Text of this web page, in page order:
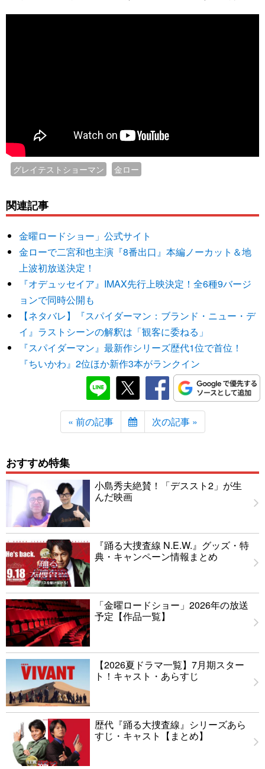
グレイテストショーマン 金ロー
関連記事
金曜ロードショー」公式サイト
金ローで二宮和也主演『8番出口』本編ノーカット＆地
上波初放送決定！
『オデュッセイア』IMAX先行上映決定！全6種9バージ
ョンで同時公開も
【ネタバレ】『スパイダーマン：ブランド・ニュー・デ
イ』ラストシーンの解釈は「観客に委ねる」
『スパイダーマン』最新作シリーズ歴代1位で首位！
『ちいかわ』2位ほか新作3本がランクイン
« 前の記事 次の記事 »
おすすめ特集
小島秀夫絶賛！「デススト2」が生
んだ映画
『踊る大捜査線 N.E.W.』グッズ・特
典・キャンペーン情報まとめ
「金曜ロードショー」2026年の放送
予定【作品一覧】
【2026夏ドラマ一覧】7月期スター
ト！キャスト・あらすじ
歴代『踊る大捜査線』シリーズあら
すじ・キャスト【まとめ】